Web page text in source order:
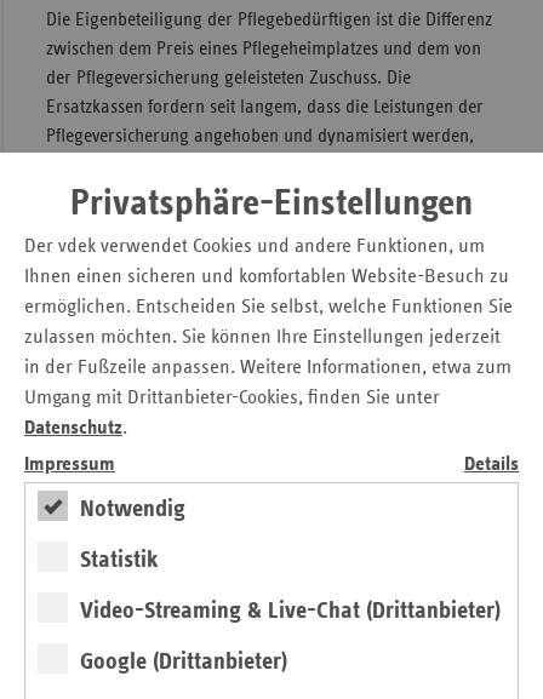
Privatsphäre-Einstellungen
Der vdek verwendet Cookies und andere Funktionen, um
Ihnen einen sicheren und komfortablen Website-Besuch zu
ermöglichen. Entscheiden Sie selbst, welche Funktionen Sie
zulassen möchten. Sie können Ihre Einstellungen jederzeit
in der Fußzeile anpassen. Weitere Informationen, etwa zum
Umgang mit Drittanbieter-Cookies, finden Sie unter
Datenschutz.
Impressum
Details
Notwendig
Statistik
Video-Streaming & Live-Chat (Drittanbieter)
Google (Drittanbieter)
Die Eigenbeteiligung der Pflegebedürftigen ist die Differenz
zwischen dem Preis eines Pflegeheimplatzes und dem von
der Pflegeversicherung geleisteten Zuschuss. Die
Ersatzkassen fordern seit langem, dass die Leistungen der
Pflegeversicherung angehoben und dynamisiert werden,
der Pflegebedürftigen zu verhindern.
vdek-PM Baden-Württemberg - Pflegebedürftige im
Land müssen immer mehr zuzahlen
Finanzielle Belastung eines Pflegebedürftigen in der
stationären Pflege in Euro je Monat, 1. Januar 2019
(Quelle: vdek)
Finanzielle Belastung eines Pflegebedürftigen in der
stationären Pflege in Euro je Monat, 1. Januar 2018
(Quelle: vdek)
Leistungen der SPV und dem Eigenanteil des
(Quelle: vdek)
Leistungen der SPV und dem Eigenanteil des